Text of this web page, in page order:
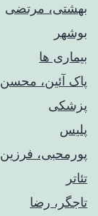
بهشتی، مرتضی
بوشهر
بیماری ها
پاک آئین، محسن
پزشکی
پلیس
پورمحبی، فرزین
تئاتر
تاجگر، رضا